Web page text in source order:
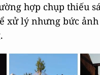
hợp chụp thiếu
xử lý nhưng bức